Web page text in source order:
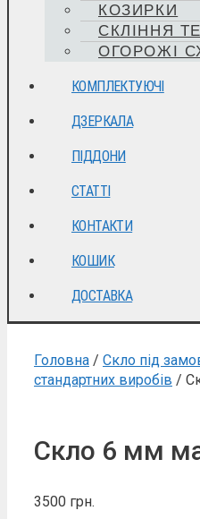
КОЗИРКИ
СКЛІННЯ
ОГОРОЖІ
КОМПЛЕКТУЮЧІ
ДЗЕРКАЛА
ПІДДОНИ
СТАТТІ
КОНТАКТИ
КОШИК
ДОСТАВКА
Головна / Скло під
стандартних виробів /
Скло 6 мм
3500 грн.